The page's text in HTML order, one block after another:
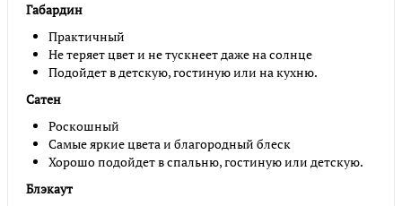
Габардин
Практичный
Не теряет цвет и не тускнеет даже на солнце
Подойдет в детскую, гостиную или на кухню.
Сатен
Роскошный
Самые яркие цвета и благородный блеск
Хорошо подойдет в спальню, гостиную или детскую.
Блэкаут